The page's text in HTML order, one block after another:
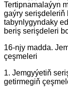
Tertipnamalaýyn
gaýry serişdeleriň
tabynlygyndaky
beriş serişdeleri
16-njy madda.
çeşmeleri
1. Jemgyýetiň
getirmegiň